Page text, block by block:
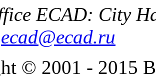
ECAD: City
ecad@ecad.ru
© 2001 - 2015